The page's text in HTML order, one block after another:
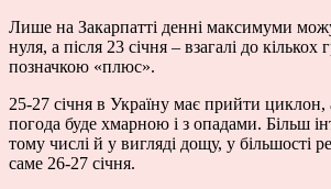
Лише на Закарпатті денні максимуми
нуля, а після 23 січня – взагалі до кількох
позначкою «плюс».
25-27 січня в Україну має прийти циклон,
погода буде хмарною і з опадами. Більш
тому числі й у вигляді дощу, у більшості
саме 26-27 січня.